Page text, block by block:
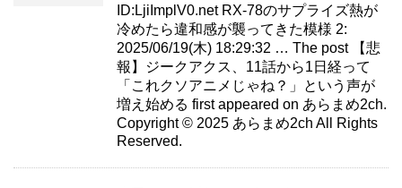
ID:LjiImplV0.net RX-78のサプライズ熱が
冷めたら違和感が襲ってきた模様 2:
2025/06/19(木) 18:29:32 … The post 【悲
報】ジークアクス、11話から1日経って
「これクソアニメじゃね？」という声が
増え始める first appeared on あらまめ2ch.
Copyright © 2025 あらまめ2ch All Rights
Reserved.